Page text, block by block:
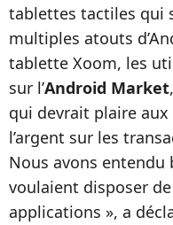
tablettes tactiles qui
multiples atouts
tablette Xoom, les
sur l’Android Market
qui devrait plaire
l’argent sur les
Nous avons entendu
voulaient disposer
applications », a